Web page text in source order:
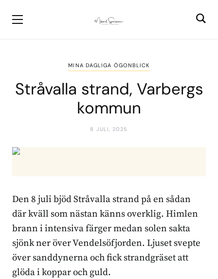
MINA DAGLIGA ÖGONBLICK
Stråvalla strand, Varbergs
kommun
8 JULI, 2025
Den 8 juli bjöd Stråvalla strand på en sådan
där kväll som nästan känns overklig. Himlen
brann i intensiva färger medan solen sakta
sjönk ner över Vendelsöfjorden. Ljuset svepte
över sanddynerna och fick strandgräset att
glöda i koppar och guld.